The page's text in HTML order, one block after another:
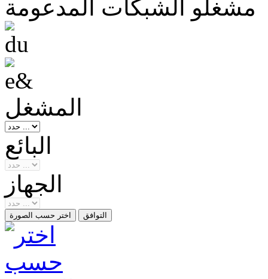
مشغلو الشبكات المدعومة
المشغل
البائع
الجهاز